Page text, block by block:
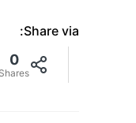
Share via:
0
Shares